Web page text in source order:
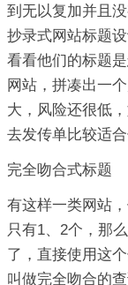
到无以复加并且
抄录式网站标题
看看他们的标题
网站，拼凑出一
大，风险还很低
去发传单比较适合
完全吻合式标题
有这样一类网站
只有1、2个，那
了，直接使用这
叫做完全吻合的